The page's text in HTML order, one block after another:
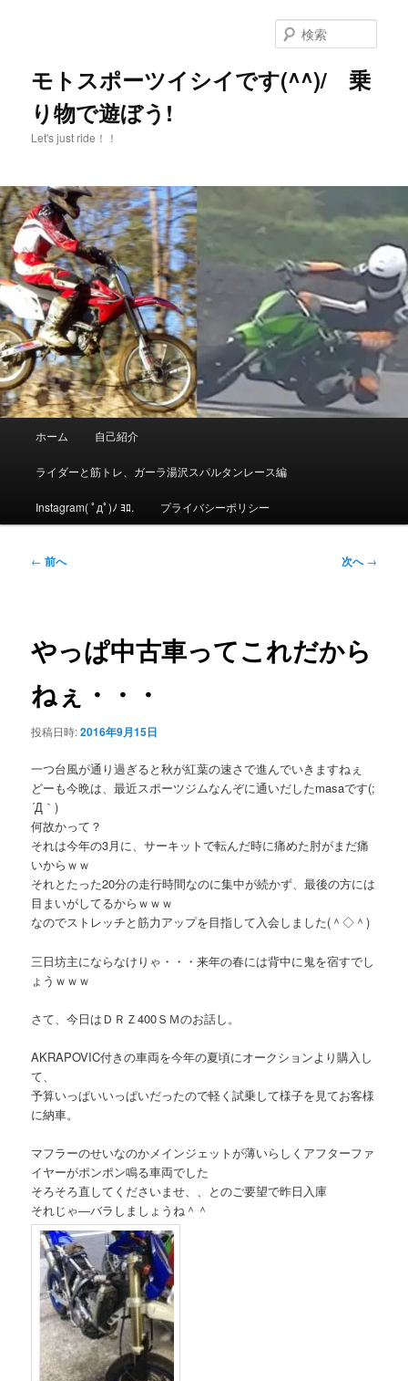
移
動
モトスポーツイシイです(^^)/ 乗
り物で遊ぼう!
Let's just ride！！
索
ュ
ホーム 自己紹介
ライダーと筋トレ、ガーラ湯沢スパルタンレース編
Instagram( ﾟдﾟ)ﾉ ﾖﾛ. プライバシーポリシー
投
ー
ョ
ン
← 前へ 次へ→
やっぱ中古車ってこれだから
ねぇ・・・
投稿日時:2016年9月15日
一つ台風が通り過ぎると秋が紅葉の速さで進んでいきますねぇ
どーも今晩は、最近スポーツジムなんぞに通いだしたmasaです(;
´Д｀)
何故かって？
それは今年の3月に、サーキットで転んだ時に痛めた肘がまだ痛
いからｗｗ
それとたった20分の走行時間なのに集中が続かず、最後の方には
目まいがしてるからｗｗｗ
なのでストレッチと筋力アップを目指して入会しました(＾◇＾)
三日坊主にならなけりゃ・・・来年の春には背中に鬼を宿すでし
ょうｗｗｗ
さて、今日はＤＲＺ400ＳＭのお話し。
AKRAPOVIC付きの車両を今年の夏頃にオークションより購入し
て、
予算いっぱいいっぱいだったので軽く試乗して様子を見てお客様
に納車。
マフラーのせいなのかメインジェットが薄いらしくアフターファ
イヤーがポンポン鳴る車両でした
そろそろ直してくださいませ、、とのご要望で昨日入庫
それじゃ―バラしましょうね＾＾